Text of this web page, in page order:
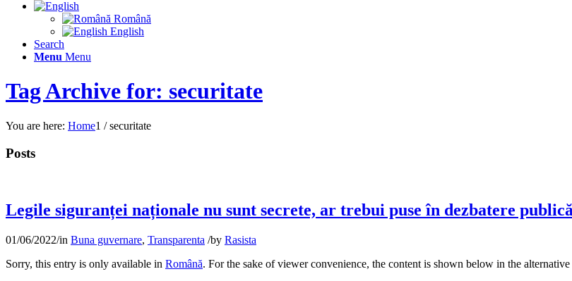
Română
English
Search
Menu Menu
Tag Archive for: securitate
You are here: Home1 / securitate
Posts
Legile siguranței naționale nu sunt secrete, ar trebui puse în dezbatere
01/06/2022/in Buna guvernare, Transparenta /by Rasista
Sorry, this entry is only available in Română. For the sake of viewer convenience, the content is shown below in the